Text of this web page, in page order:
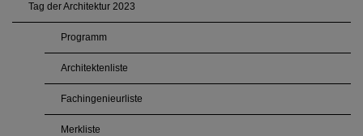
Tag der Architektur 2023
Programm
Architektenliste
Fachingenieurliste
Merkliste